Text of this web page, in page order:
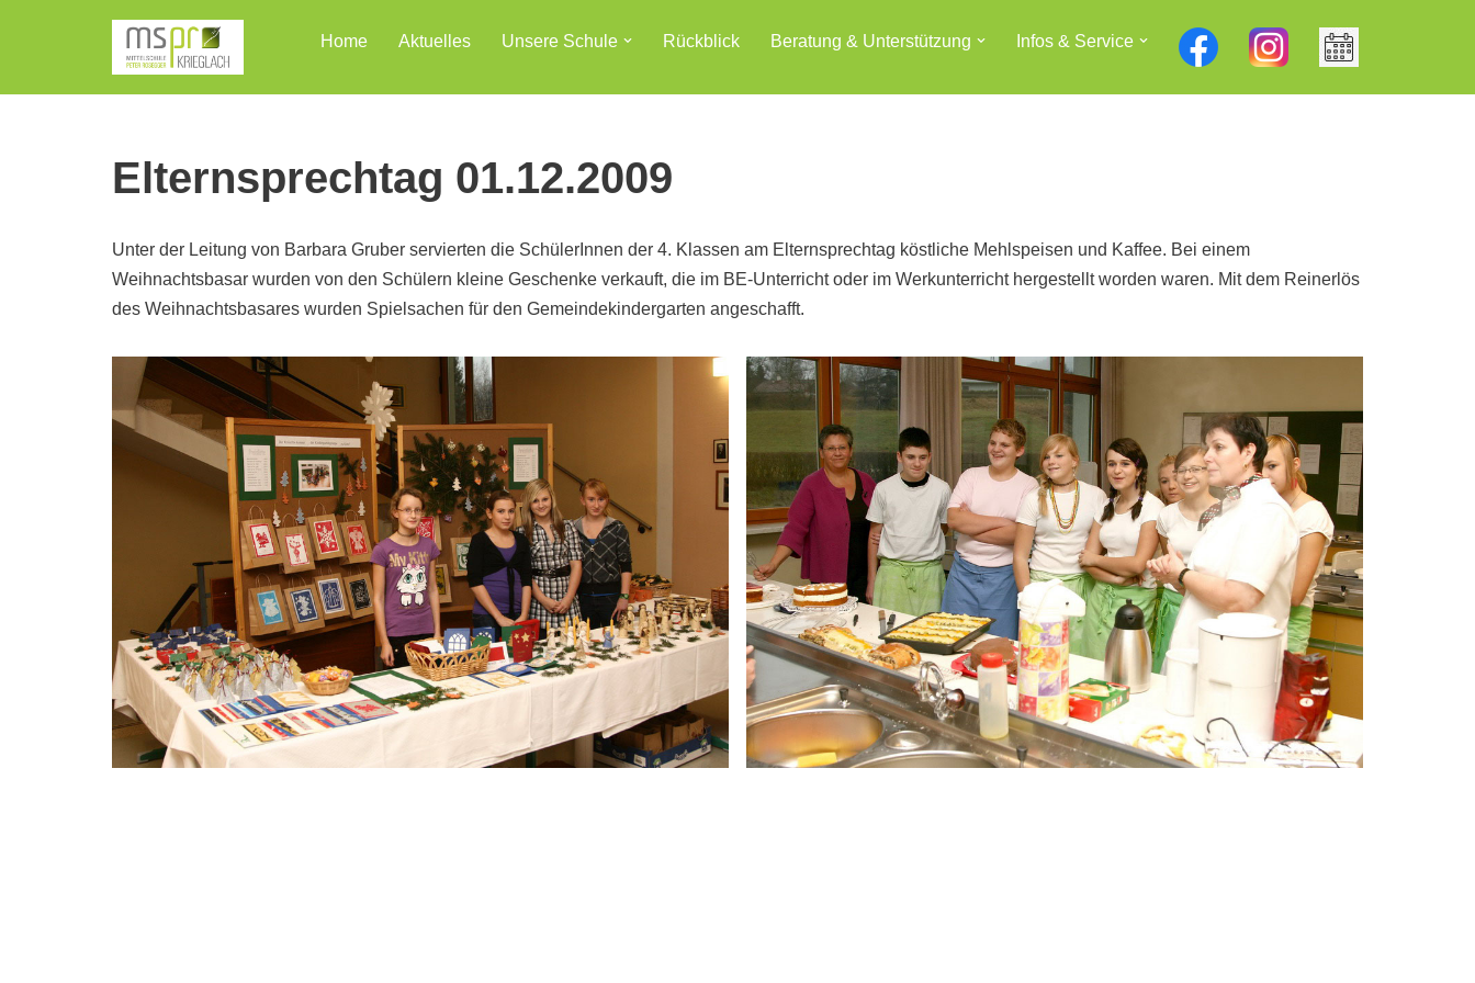
Inhalt
Home Aktuelles Unsere Schule Rückblick Beratung & Unterstützung Infos & Service
Elternsprechtag 01.12.2009
Unter der Leitung von Barbara Gruber servierten die SchülerInnen der 4. Klassen am Elternsprechtag köstliche Mehlspeisen und Kaffee. Bei einem
Weihnachtsbasar wurden von den Schülern kleine Geschenke verkauft, die im BE-Unterricht oder im Werkunterricht hergestellt worden waren. Mit dem Reinerlös
des Weihnachtsbasares wurden Spielsachen für den Gemeindekindergarten angeschafft.